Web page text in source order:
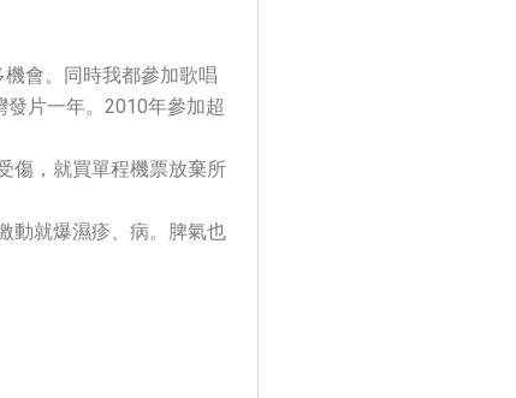
會。同時我都參加歌唱
片一年。2010年參加超
傷，就買單程機票放棄所
動就爆濕疹、病。脾氣也